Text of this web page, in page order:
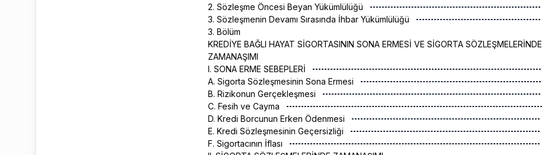
2. Sözleşme Öncesi Beyan Yükümlülüğü
3. Sözleşmenin Devamı Sırasında İhbar Yükümlülüğü
3. Bölüm
KREDİYE BAĞLI HAYAT SİGORTASININ SONA ERMESİ VE SİGORTA SÖZLEŞMELERİNDE
ZAMANAŞIMI
I. SONA ERME SEBEPLERİ
A. Sigorta Sözleşmesinin Sona Ermesi
B. Rizikonun Gerçekleşmesi
C. Fesih ve Cayma
D. Kredi Borcunun Erken Ödenmesi
E. Kredi Sözleşmesinin Geçersizliği
F. Sigortacının İflası